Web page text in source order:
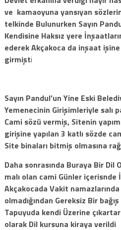
ve kamaoyuna yansıyan
telkinde Bulunurken Sayın
Kendisine Haksız yere
ederek Akçakoca da inşaat
girmişti
Sayın Pandul’un Yine Eski
Yemenecinin Girişimleriyle salı
Cami sözü vermiş, Sitenin
girişine yapılan 3 katlı sözde
Site binaları bitmiş olmasına
Daha sonrasında Buraya Bir Dil
malı olan cami Günler
Akçakocada Vakit
olmadığından Gereksiz Bir
Tapuyuda kendi Üzerine
olarak Dil kursuna kiraya verildi